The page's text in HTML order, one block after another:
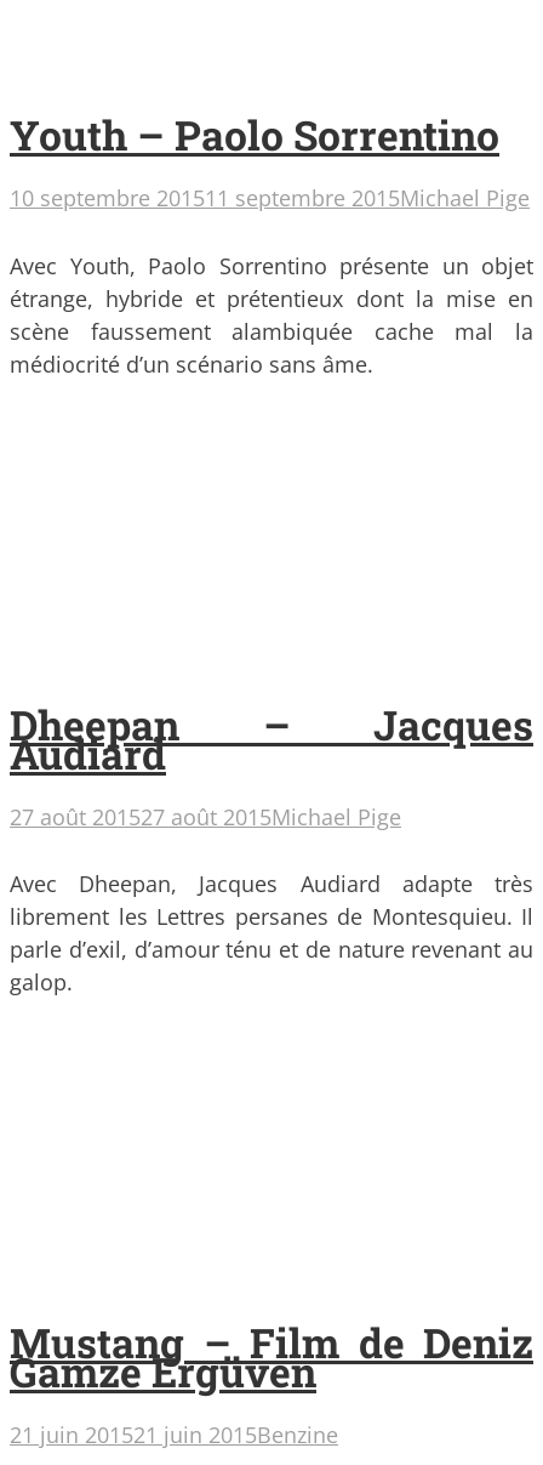
Youth – Paolo Sorrentino
10 septembre 201511 septembre 2015Michael Pige
Avec Youth, Paolo Sorrentino présente un objet
étrange, hybride et prétentieux dont la mise en
scène faussement alambiquée cache mal la
médiocrité d’un scénario sans âme.
Dheepan – Jacques
Audiard
27 août 201527 août 2015Michael Pige
Avec Dheepan, Jacques Audiard adapte très
librement les Lettres persanes de Montesquieu. Il
parle d’exil, d’amour ténu et de nature revenant au
galop.
Mustang – Film de Deniz
Gamze Ergüven
21 juin 201521 juin 2015Benzine